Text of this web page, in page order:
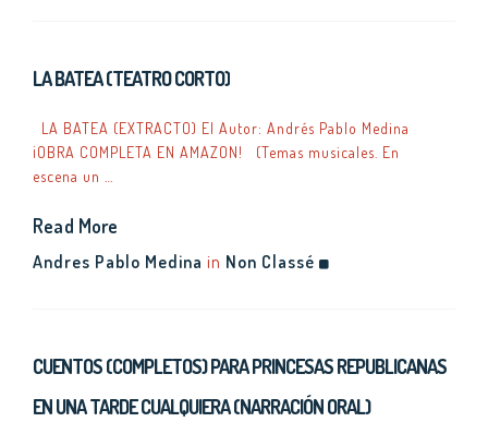
LA BATEA (TEATRO CORTO)
LA BATEA (EXTRACTO) El Autor: Andrés Pablo Medina
¡OBRA COMPLETA EN AMAZON! (Temas musicales. En
escena un …
Read More
Andres Pablo Medina in Non Classé
CUENTOS (COMPLETOS) PARA PRINCESAS REPUBLICANAS
EN UNA TARDE CUALQUIERA (NARRACIÓN ORAL)